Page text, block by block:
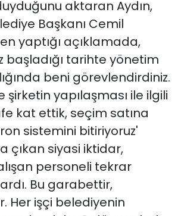
aktaran Aydın,
Başkanı Cemil
yaptığı açıklamada,
başladığı tarihte yönetim
beni görevlendirdiniz.
şirketin yapılaşması ile ilgili
kat ettik, seçim satına
sistemini bitiriyoruz'
çıkan siyasi iktidar,
personeli tekrar
Bu garabettir,
Her işçi belediyenin